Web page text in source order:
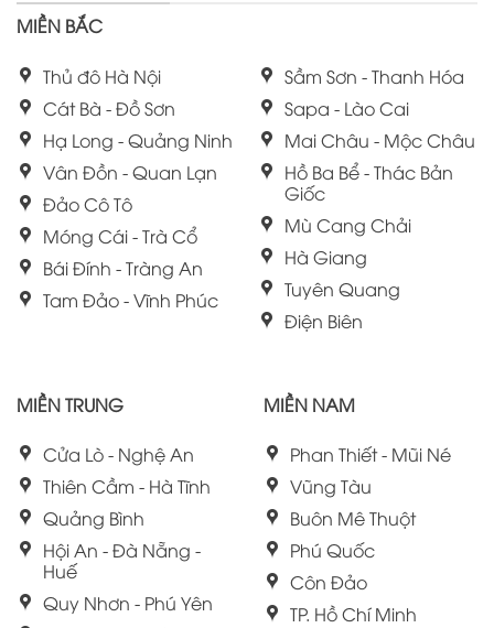
MIỀN BẮC
Thủ đô Hà Nội
Cát Bà - Đồ Sơn
Hạ Long - Quảng Ninh
Vân Đồn - Quan Lạn
Đảo Cô Tô
Móng Cái - Trà Cổ
Bái Đính - Tràng An
Tam Đảo - Vĩnh Phúc
Sầm Sơn - Thanh Hóa
Sapa - Lào Cai
Mai Châu - Mộc Châu
Hồ Ba Bể - Thác Bản
Giốc
Mù Cang Chải
Hà Giang
Tuyên Quang
Điện Biên
MIỀN TRUNG
Cửa Lò - Nghệ An
Thiên Cầm - Hà Tĩnh
Quảng Bình
Hội An - Đà Nẵng -
Huế
Quy Nhơn - Phú Yên
MIỀN NAM
Phan Thiết - Mũi Né
Vũng Tàu
Buôn Mê Thuột
Phú Quốc
Côn Đảo
TP. Hồ Chí Minh